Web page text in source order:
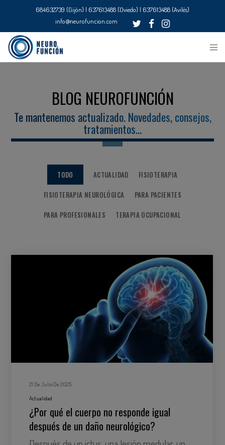
684632739 (Gijón) | 637613488 (Oviedo) | 637613488 (Avilés)
info@neurofuncion.com
BLOG NEUROFUNCIÓN
Te mantenemos actualizado. Novedades, consejos,
tratamientos…
TODO ACTUALIDAD
FISIOTERAPIA
FISIOTERAPIA NEUROLÓGICA
PARA PACIENTES
PARA PROFESIONALES
TERAPIA OCUPACIONAL
21 De Julio De 2025
Actualidad
¿Por qué el cuerpo no responde igual
después de un daño neurológico?